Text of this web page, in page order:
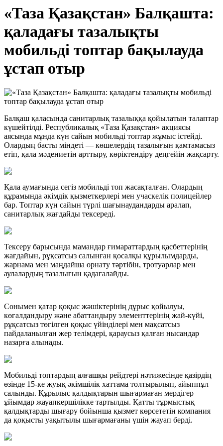
«Таза Қазақстан» Балқашта:
қаладағы тазалықты
мобильді топтар бақылауда
ұстап отыр
Балқаш қаласында санитарлық тазалыққа қойылатын талаптар
күшейтілді. Республикалық «Таза Қазақстан» акциясы
аясында мұнда күн сайын мобильді топтар жұмыс істейді.
Олардың басты міндеті — көшелердің тазалығын қамтамасыз
етіп, қала мәдениетін арттыру, көріктендіру деңгейін жақсарту.
Қала аумағында сегіз мобильді топ жасақталған. Олардың
құрамында әкімдік қызметкерлері мен учаскелік полицейлер
бар. Топтар күн сайын түрлі шағынаудандарды аралап,
санитарлық жағдайды тексереді.
Тексеру барысында мамандар ғимараттардың қасбеттерінің
жағдайын, рұқсатсыз салынған қосалқы құрылымдарды,
жарнама мен маңдайша орнату тәртібін, тротуарлар мен
аулалардың тазалығын қадағалайды.
Сонымен қатар қоқыс жәшіктерінің дұрыс қойылуы,
көгалдандыру және абаттандыру элементтерінің жай-күйі,
рұқсатсыз төгілген қоқыс үйінділері мен мақсатсыз
пайдаланылған жер телімдері, қараусыз қалған нысандар
назарға алынады.
Мобильді топтардың алғашқы рейдтері нәтижесінде қазірдің
өзінде 15-ке жуық әкімшілік хаттама толтырылып, айыппұл
салынды. Құрылыс қалдықтарын шығармаған мердігер
ұйымдар жауапкершілікке тартылды. Қатты тұрмыстық
қалдықтарды шығару бойынша қызмет көрсететін компания
да қоқысты уақытылы шығармағаны үшін жауап берді.